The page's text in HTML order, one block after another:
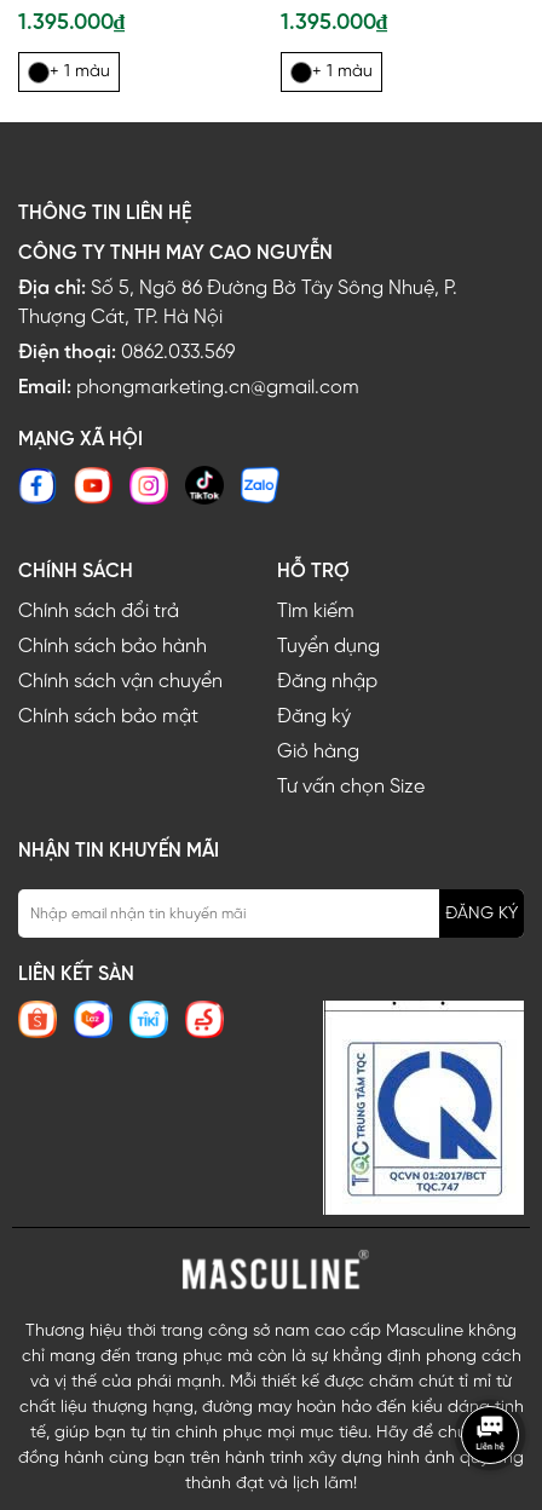
1.395.000₫
+ 1 màu
1.395.000₫
+ 1 màu
THÔNG TIN LIÊN HỆ
CÔNG TY TNHH MAY CAO NGUYỄN
Địa chỉ: Số 5, Ngõ 86 Đường Bờ Tây Sông Nhuệ, P.
Thượng Cát, TP. Hà Nội
Điện thoại: 0862.033.569
Email: phongmarketing.cn@gmail.com
MẠNG XÃ HỘI
CHÍNH SÁCH
Chính sách đổi trả
Chính sách bảo hành
Chính sách vận chuyển
Chính sách bảo mật
HỖ TRỢ
Tìm kiếm
Tuyển dụng
Đăng nhập
Đăng ký
Giỏ hàng
Tư vấn chọn Size
NHẬN TIN KHUYẾN MÃI
ĐĂNG KÝ
LIÊN KẾT SÀN
Thương hiệu thời trang công sở nam cao cấp Masculine không
chỉ mang đến trang phục mà còn là sự khẳng định phong cách
và vị thế của phái mạnh. Mỗi thiết kế được chăm chút tỉ mỉ từ
chất liệu thượng hạng, đường may hoàn hảo đến kiểu dáng tinh
tế, giúp bạn tự tin chinh phục mọi mục tiêu. Hãy để chúng tôi
đồng hành cùng bạn trên hành trình xây dựng hình ảnh quý ông
thành đạt và lịch lãm!